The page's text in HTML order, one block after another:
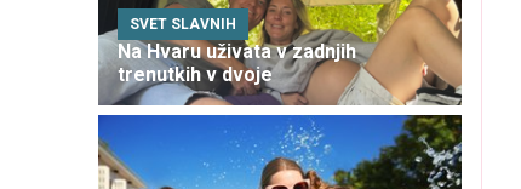
SVET SLAVNIH
Na Hvaru uživata v zadnjih
trenutkih v dvoje